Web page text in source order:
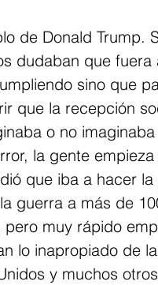
de Donald Trump.
dudaban que
sino que
que la recepción
o no
la gente
que iba a hacer
guerra a más de
muy rápido
lo inapropiado de
y muchos